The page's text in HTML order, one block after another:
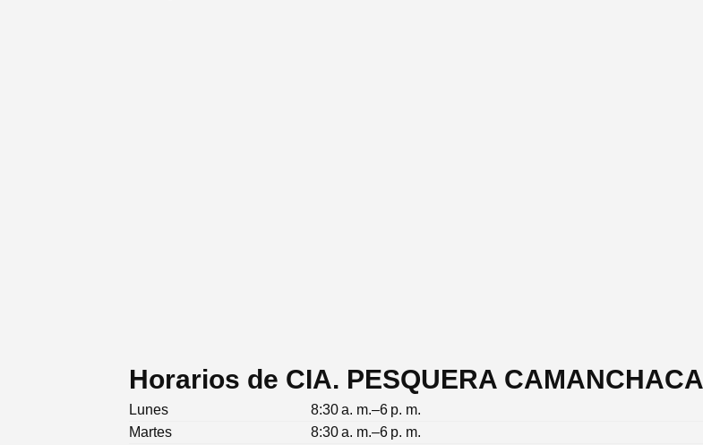
Horarios de CIA. PESQUERA CAMANCHACA
Lunes
8:30 a. m.–6 p. m.
Martes
8:30 a. m.–6 p. m.